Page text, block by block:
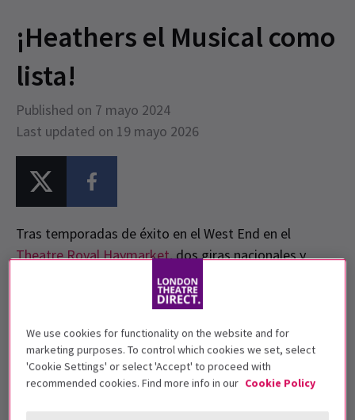
¡Heathers el Musical como
lista!
Published on 7 mayo 2024
Last updated on 19 mayo 2026
Tras temporadas de éxito en el West End en el
Theatre Royal Haymarket, dos giras nacionales y
The Other
el ganador del premio a 'Mejor Musical Nuevo' de
@sohoplaceíntimo durante solo seis semanas a partir
del 22 de mayo, ¿quién pasará las vacaciones de
primavera en Westerberg High?
We use cookies for functionality on the website and for
marketing purposes. To control which cookies we set, select
'Cookie Settings' or select 'Accept' to proceed with
recommended cookies. Find more info in our Cookie Policy